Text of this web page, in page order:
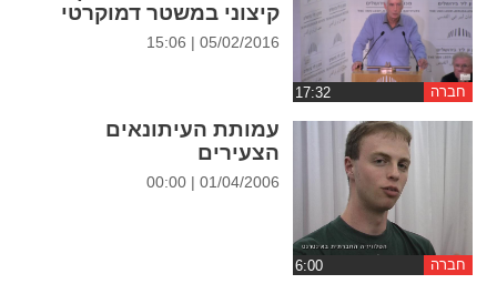
חברה
קיצוני במשטר דמוקרטי
05/02/2016 | 15:06
חברה
עמותת העיתונאים
הצעירים
01/04/2006 | 00:00